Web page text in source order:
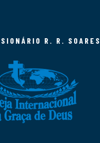
R. R. SOARES